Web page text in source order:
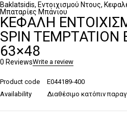
Baklatsidis, Εντοιχισμού Ντους,
Μπαταρίες Μπάνιου
ΚΕΦΑΛΉ
SPIN TEMPTATION
63×48
0 ReviewsWrite a review
Product code
E044189-400
Availability
Διαθέσιμο κατόπιν